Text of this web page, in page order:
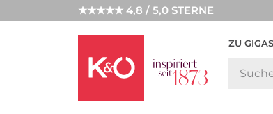
★★★★★ 4,8 / 5,0 STERNE
ZU
UNSERE APP
CLICK &